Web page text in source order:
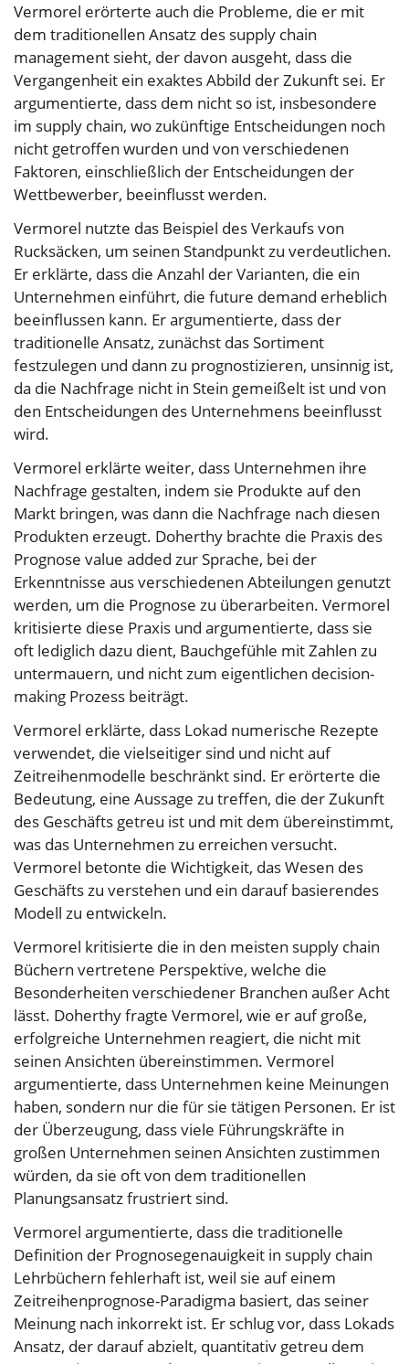
Vermorel erörterte auch die Probleme, die er mit
dem traditionellen Ansatz des supply chain
management sieht, der davon ausgeht, dass die
Vergangenheit ein exaktes Abbild der Zukunft sei. Er
argumentierte, dass dem nicht so ist, insbesondere
im supply chain, wo zukünftige Entscheidungen noch
nicht getroffen wurden und von verschiedenen
Faktoren, einschließlich der Entscheidungen der
Wettbewerber, beeinflusst werden.
Vermorel nutzte das Beispiel des Verkaufs von
Rucksäcken, um seinen Standpunkt zu verdeutlichen.
Er erklärte, dass die Anzahl der Varianten, die ein
Unternehmen einführt, die future demand erheblich
beeinflussen kann. Er argumentierte, dass der
traditionelle Ansatz, zunächst das Sortiment
festzulegen und dann zu prognostizieren, unsinnig ist,
da die Nachfrage nicht in Stein gemeißelt ist und von
den Entscheidungen des Unternehmens beeinflusst
wird.
Vermorel erklärte weiter, dass Unternehmen ihre
Nachfrage gestalten, indem sie Produkte auf den
Markt bringen, was dann die Nachfrage nach diesen
Produkten erzeugt. Doherthy brachte die Praxis des
Prognose value added zur Sprache, bei der
Erkenntnisse aus verschiedenen Abteilungen genutzt
werden, um die Prognose zu überarbeiten. Vermorel
kritisierte diese Praxis und argumentierte, dass sie
oft lediglich dazu dient, Bauchgefühle mit Zahlen zu
untermauern, und nicht zum eigentlichen decision-
making Prozess beiträgt.
Vermorel erklärte, dass Lokad numerische Rezepte
verwendet, die vielseitiger sind und nicht auf
Zeitreihenmodelle beschränkt sind. Er erörterte die
Bedeutung, eine Aussage zu treffen, die der Zukunft
des Geschäfts getreu ist und mit dem übereinstimmt,
was das Unternehmen zu erreichen versucht.
Vermorel betonte die Wichtigkeit, das Wesen des
Geschäfts zu verstehen und ein darauf basierendes
Modell zu entwickeln.
Vermorel kritisierte die in den meisten supply chain
Büchern vertretene Perspektive, welche die
Besonderheiten verschiedener Branchen außer Acht
lässt. Doherthy fragte Vermorel, wie er auf große,
erfolgreiche Unternehmen reagiert, die nicht mit
seinen Ansichten übereinstimmen. Vermorel
argumentierte, dass Unternehmen keine Meinungen
haben, sondern nur die für sie tätigen Personen. Er ist
der Überzeugung, dass viele Führungskräfte in
großen Unternehmen seinen Ansichten zustimmen
würden, da sie oft von dem traditionellen
Planungsansatz frustriert sind.
Vermorel argumentierte, dass die traditionelle
Definition der Prognosegenauigkeit in supply chain
Lehrbüchern fehlerhaft ist, weil sie auf einem
Zeitreihenprognose-Paradigma basiert, das seiner
Meinung nach inkorrekt ist. Er schlug vor, dass Lokads
Ansatz, der darauf abzielt, quantitativ getreu dem